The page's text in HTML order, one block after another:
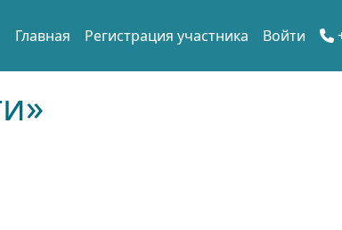
Главная Регистрация участника Войти